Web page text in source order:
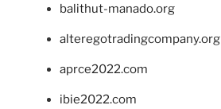
balithut-manado.org
alteregotradingcompany.org
aprce2022.com
ibie2022.com